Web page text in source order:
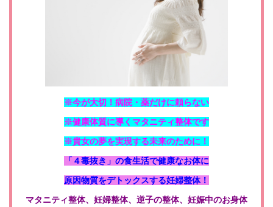
※今が大切！病院・薬だけに頼らない
※健康体質に導くマタニティ整体です
※貴女の夢を実現する未来のために！
「４毒抜き」の食生活で健康なお体に
原因物質をデトックスする妊婦整体！
マタニティ整体、妊婦整体、逆子の整体、妊娠中のお身体